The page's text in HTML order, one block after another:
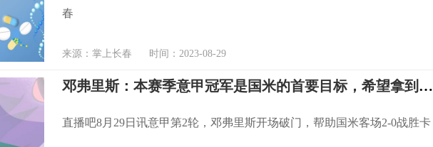
春
来源：掌上长春 时间：2023-08-29
邓弗里斯：本赛季意甲冠军是国米的首要目标，希望拿到第20冠
直播吧8月29日讯意甲第2轮，邓弗里斯开场破门，帮助国米客场2-0战胜卡